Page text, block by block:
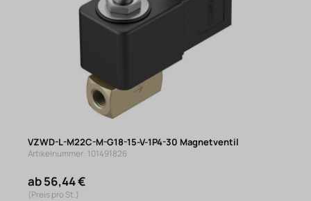
VZWD-L-M22C-M-G18-15-V-1P4-30 Magnetventil
Artikelnummer: 101491826
ab 56,44 €
(Preis pro St.)